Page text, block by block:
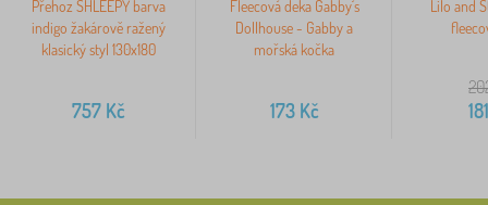
Přehoz SHLEEPY barva
indigo žakárově ražený
klasický styl 130x180
757Kč
Fleecová deka Gabby´s
Dollhouse - Gabby a
mořská kočka
173Kč
Lilo and
181